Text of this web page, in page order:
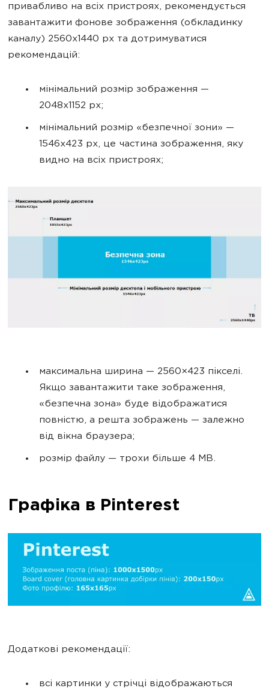
привабливо на всіх пристроях, рекомендується
завантажити фонове зображення (обкладинку
каналу) 2560x1440 px та дотримуватися
рекомендацій:
мінімальний розмір зображення —
2048x1152 px;
мінімальний розмір «безпечної зони» —
1546x423 px, це частина зображення, яку
видно на всіх пристроях;
максимальна ширина — 2560×423 пікселі.
Якщо завантажити таке зображення,
«безпечна зона» буде відображатися
повністю, а решта зображень — залежно
від вікна браузера;
розмір файлу — трохи більше 4 MB.
Графіка в Pinterest
Додаткові рекомендації:
всі картинки у стрічці відображаються